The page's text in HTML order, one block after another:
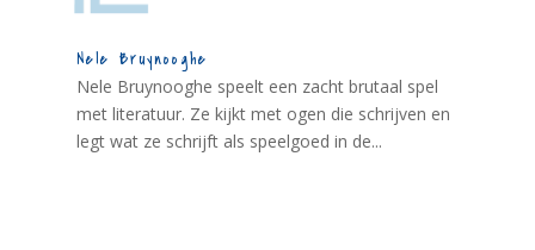
Nele Bruynooghe
Nele Bruynooghe speelt een zacht brutaal spel
met literatuur. Ze kijkt met ogen die schrijven en
legt wat ze schrijft als speelgoed in de...